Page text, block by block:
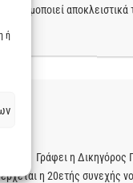
ή
Γράφει η
η 20ετής συνεχής